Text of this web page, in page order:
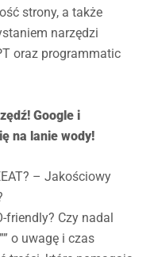
strony, a także
narzędzi
oraz programmatic
Google i
na lanie wody!
– Jakościowy
friendly? Czy nadal
o uwagę i czas